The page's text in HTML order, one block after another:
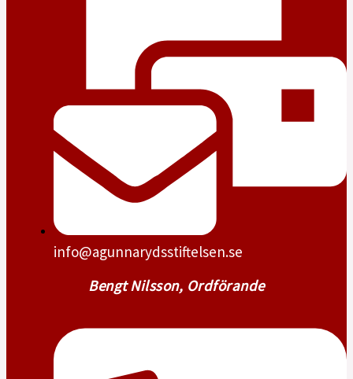
info@agunnarydsstiftelsen.se
Bengt Nilsson, Ordförande